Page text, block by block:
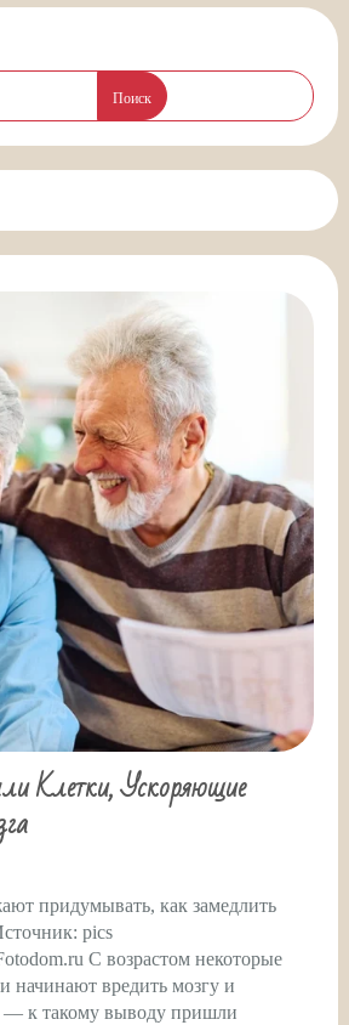
Поиск
Клетки, Ускоряющие
придумывать, как замедлить
pics
С возрастом некоторые
начинают вредить мозгу и
— к такому выводу пришли